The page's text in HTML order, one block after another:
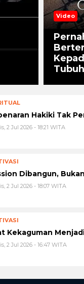
Video
Hakiki Tak
2 Jul 2026 - 18:21 WITA
Dibangun,
2 Jul 2026 - 18:07 WITA
Kekaguman
2 Jul 2026 - 16:47 WITA